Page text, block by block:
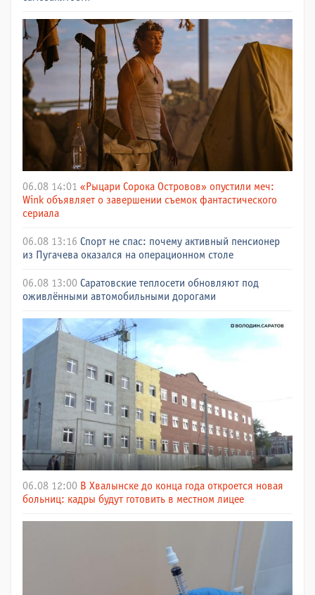
06.08 14:01 «Рыцари Сорока Островов» опустили меч:
Wink объявляет о завершении съемок фантастического
сериала
06.08 13:16 Спорт не спас: почему активный пенсионер
из Пугачева оказался на операционном столе
06.08 13:00 Саратовские теплосети обновляют под
оживлёнными автомобильными дорогами
06.08 12:00 В Хвалынске до конца года откроется новая
больниц: кадры будут готовить в местном лицее